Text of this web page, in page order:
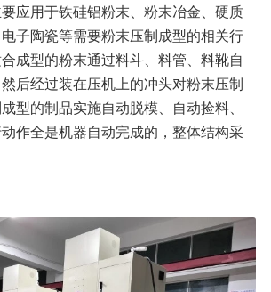
应用于铁硅铝粉末、粉末冶金、硬质
子陶瓷等需要粉末压制成型的相关行
成型的粉末通过料斗、料管、料靴自
后经过装在压机上的冲头对粉末压制
型的制品实施自动脱模、自动捡料、
作全是机器自动完成的，整体结构采